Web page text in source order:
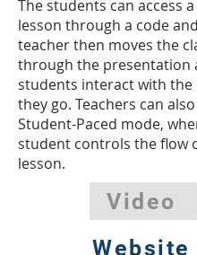
The students can access a
lesson through a code
teacher then moves the
through the presentation
students interact with the
they go. Teachers can
Student-Paced mode,
student controls the flow
lesson.
Video
Website